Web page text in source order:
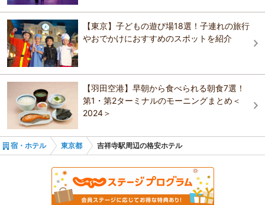
代々木八幡駅
西武新宿駅
新宿御苑前駅
西新宿駅
東高円寺駅
南阿佐ケ谷駅
アパホテル〈東新宿 歌舞伎町東〉
アパホテル〈新宿 歌舞伎町中央〉
プレミアホテル-CABIN-新宿
プレミアホテル-CABIN-新宿
ビジネスホテル 新宿タウンホテル
全理連 代々木の宿（旧 全理連宿泊部）
ホテルローズガーデン新宿
三井ガーデンホテル神宮外苑の杜プレミア
東急ステイ西新宿
ヒルトン東京
ＪＲ西日本グループ ヴィアイン新宿
Ｔｏｋｙｏ Ｐｌａｚａ Ｈｏｔｅｌ(東京プラザ
ホテル)
【東京】子どもの遊び場18選！子連れの旅行
やおでかけにおすすめのスポットを紹介
【羽田空港】早朝から食べられる朝食7選！
第1・第2ターミナルのモーニングまとめ＜
2024＞
宿・ホテル 東京都 吉祥寺駅周辺の格安ホテル